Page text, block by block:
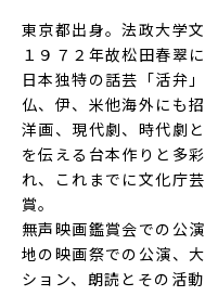
東京都出身。法政大学
１９７２年故松田春翠に
日本独特の話芸「活弁
仏、伊、米他海外にも
洋画、現代劇、時代劇
を伝える台本作りと多
れ、これまでに文化庁
賞。
無声映画鑑賞会での公
地の映画祭での公演、
ション、朗読とその活動